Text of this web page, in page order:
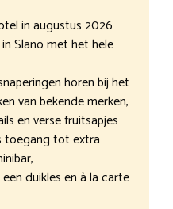
in augustus 2026
Slano met het hele
horen bij het
van bekende merken,
en verse fruitsapjes
toegang tot extra
duikles en à la carte